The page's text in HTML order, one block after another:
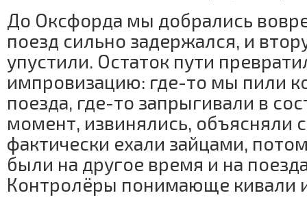
До Оксфорда мы добрались
поезд сильно задержался, и
упустили. Остаток пути
импровизацию: где-то мы пили
поезда, где-то запрыгивали в
момент, извинялись, объясняли
фактически ехали зайцами,
были на другое время и на
Контролёры понимающе кивали